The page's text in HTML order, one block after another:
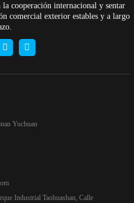
cooperación internacional y sentar
comercial exterior estables y a largo
Yuchuan
Industrial Taohuashan, Calle